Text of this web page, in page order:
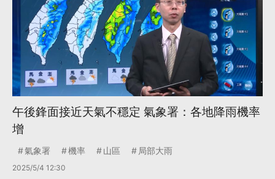
午後鋒面接近天氣不穩定 氣象署：各地降雨機率
增
氣象署 機率 山區 局部大雨
2025/5/4 12:30